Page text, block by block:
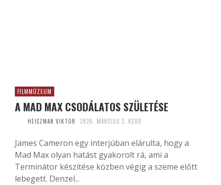
FILMMÚZEUM
A MAD MAX CSODÁLATOS SZÜLETÉSE
HEICZMAN VIKTOR 2020. MÁRCIUS 3. KEDD
James Cameron egy interjúban elárulta, hogy a
Mad Max olyan hatást gyakorolt rá, ami a
Terminátor készítése közben végig a szeme előtt
lebegett. Denzel...